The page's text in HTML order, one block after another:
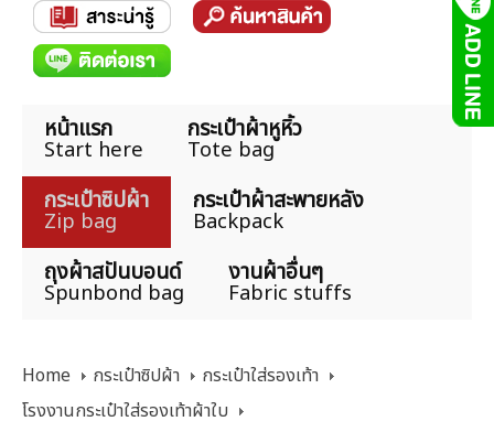
หน้าแรก
Start here
กระเป๋าผ้าหูหิ้ว
Tote bag
กระเป๋าซิปผ้า
Zip bag
กระเป๋าผ้าสะพายหลัง
Backpack
ถุงผ้าสปันบอนด์
Spunbond bag
งานผ้าอื่นๆ
Fabric stuffs
Home กระเป๋าซิปผ้า
กระเป๋าใส่รองเท้า
โรงงานกระเป๋าใส่รองเท้าผ้าใบ